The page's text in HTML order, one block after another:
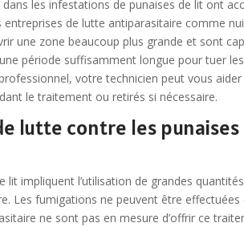
les infestations de punaises de lit ont
entreprises de lutte antiparasitaire comme
une zone beaucoup plus grande et sont
période suffisamment longue pour tuer
votre technicien peut vous
le traitement ou retirés si nécessaire.
lutte contre les
lit impliquent l’utilisation de grandes
Les fumigations ne peuvent être
ne sont pas en mesure d’offrir ce